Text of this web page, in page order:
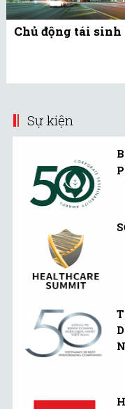
Chủ động tái sinh
Sự kiện